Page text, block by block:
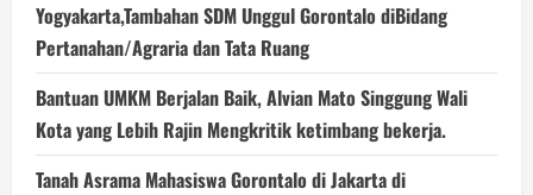
Yogyakarta,Tambahan SDM Unggul Gorontalo diBidang
Pertanahan/Agraria dan Tata Ruang
Bantuan UMKM Berjalan Baik, Alvian Mato Singgung Wali
Kota yang Lebih Rajin Mengkritik ketimbang bekerja.
Tanah Asrama Mahasiswa Gorontalo di Jakarta di